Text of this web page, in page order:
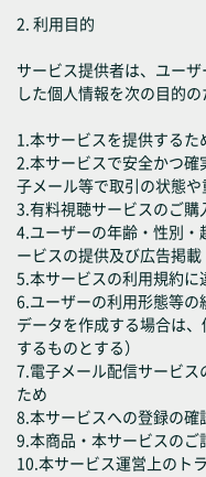
2. 利用目的
サービス提供者は、ユー
した個人情報を次の目的
1.本サービスを提供するた
2.本サービスで安全かつ
子メール等で取引の状態
3.有料視聴サービスのご購
4.ユーザーの年齢・性別
ービスの提供及び広告掲
5.本サービスの利用規約
6.ユーザーの利用形態等
データを作成する場合は
するものとする）
7.電子メール配信サービ
ため
8.本サービスへの登録の
9.本商品・本サービスの
10.本サービス運営上のト